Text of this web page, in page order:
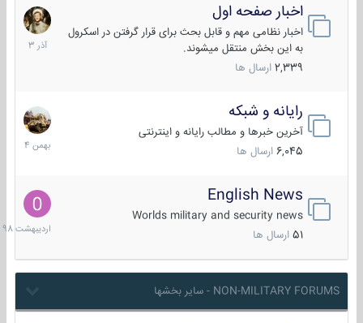
اخبار صفحه اول
اخبار نظامی مهم و قابل بحث برای قرار گرفتن در اسکرول
به این بخش منتقل میشوند.
2,339 ارسال ها
7
آذر
1403
رایانه و شبکه
آخرین خبرها و مطالب رایانه و اینترنتی
6,045 ارسال ها
30
بهمن
1404
English News
Worlds military and security news
51 ارسال ها
10
1398
NON-MILITARY FORUMS - سایر بخشها